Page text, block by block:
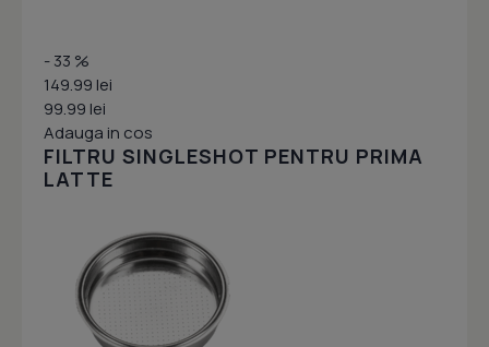
- 33 %
149.99 lei
99.99 lei
Adauga in cos
FILTRU SINGLESHOT PENTRU PRIMA
LATTE